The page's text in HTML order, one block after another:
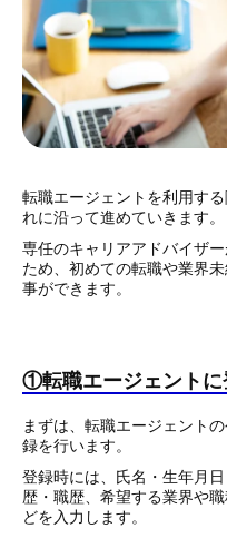
転職エージェントを利用す
れに沿って進めていきます。
専任のキャリアアドバイザ
ため、初めての転職や業界
事ができます。
①転職エージ
まずは、転職エージェント
録を行います。
登録時には、氏名・生年月
歴・職歴、希望する業界や
どを入力します。